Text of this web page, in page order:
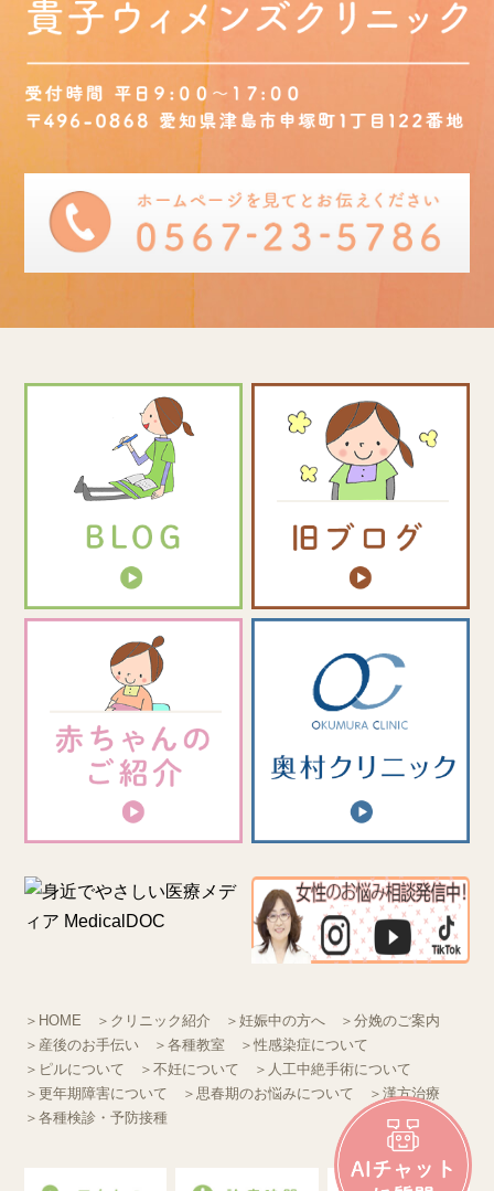
＞HOME ＞クリニック紹介 ＞妊娠中の方へ
＞分娩のご案内
＞産後のお手伝い
＞各種教室
＞性感染症について
＞ピルについて
＞不妊について
＞人工中絶手術について
＞更年期障害について
＞思春期のお悩みについて
＞漢方治療
＞各種検診・予防接種